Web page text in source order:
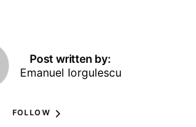
Post written by:
Emanuel Iorgulescu
FOLLOW